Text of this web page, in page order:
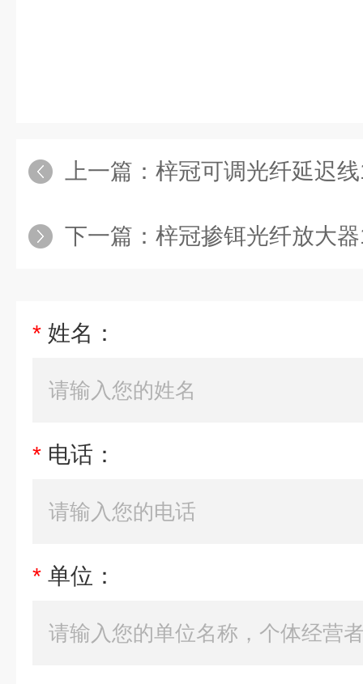
上一篇： 梓冠可调光纤延迟
下一篇： 梓冠掺铒光纤放大
* 姓名：
* 电话：
* 单位：